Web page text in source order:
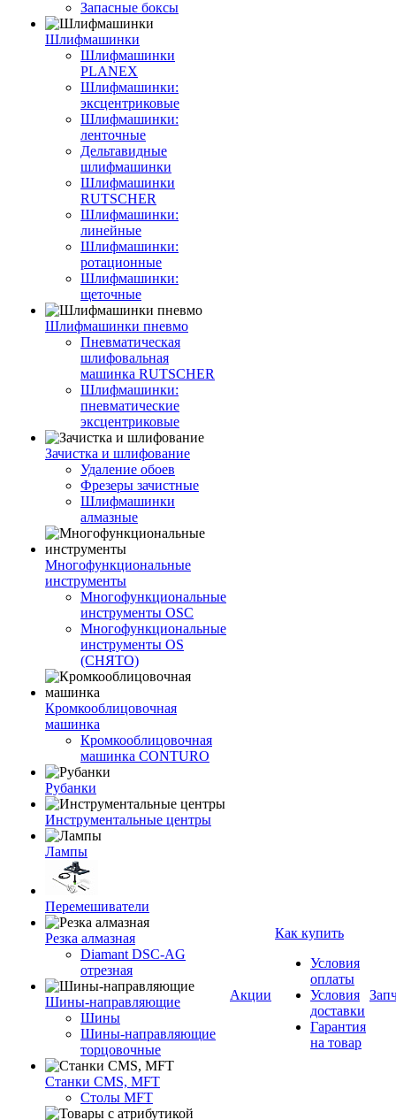
Запасные боксы
Шлифмашинки
Шлифмашинки
PLANEX
Шлифмашинки:
эксцентриковые
Шлифмашинки:
ленточные
Дельтавидные
шлифмашинки
Шлифмашинки
RUTSCHER
Шлифмашинки:
линейные
Шлифмашинки:
ротационные
Шлифмашинки:
щеточные
Шлифмашинки пневмо
Пневматическая
шлифовальная
машинка RUTSCHER
Шлифмашинки:
пневматические
эксцентриковые
Зачистка и шлифование
Удаление обоев
Фрезеры зачистные
Шлифмашинки
алмазные
Многофункциональные
инструменты
Многофункциональные
инструменты OSC
Многофункциональные
инструменты OS
(СНЯТО)
Кромкооблицовочная
машинка
Кромкооблицовочная
машинка CONTURO
Рубанки
Инструментальные центры
Лампы
Перемешиватели
Резка алмазная
Diamant DSC-AG
отрезная
Шины-направляющие
Шины
Шины-направляющие
торцовочные
Станки CMS, MFT
Столы MFT
Акции
Как купить
Условия
оплаты
Условия
доставки
Гарантия
на товар